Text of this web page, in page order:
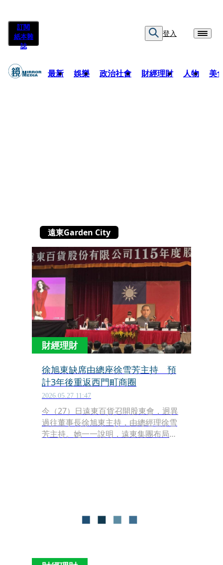
訂閱
紙本雜
誌
登入
最新 娛樂 政治社會 財經理財 人物 美
遠東Garden City
財經理財
徐旭東缺席由總座徐雪芳主持 預
計3年後重返西門町商圈
2026.05.27 11:47
今（27）日遠東百貨召開股東會，迥異
過往董事長徐旭東主持，由總經理徐雪
芳主持。她一一說明，遠東集團布局，